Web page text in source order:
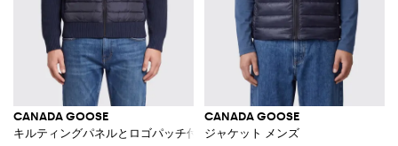
CANADA GOOSE
キルティングパネルとロゴパッチ付き ウールカーディガン
CANADA GOOSE
ジャケット メンズ